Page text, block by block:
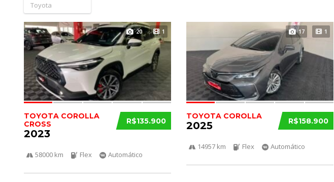
Toyota
20 1
R$135.900
TOYOTA COROLLA
CROSS
2023
58000 km Flex Automático
17 1
R$158.900
TOYOTA COROLLA
2025
14957 km Flex Automático